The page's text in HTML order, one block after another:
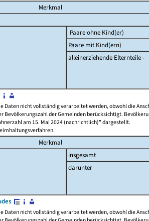
Merkmal
Paare ohne Kind(er)
Paare mit Kind(ern)
alleinerziehende Elternteile -
nicht vollständig verarbeitet werden, obwohl die
der Gemeinden berücksichtigt.
am 15. Mai 2024 (nachrichtlich)" dargestellt.
Merkmal
insgesamt
darunter
nicht vollständig verarbeitet werden, obwohl die